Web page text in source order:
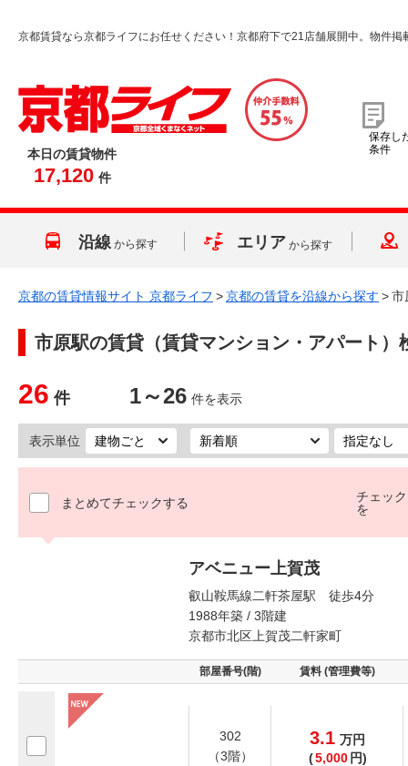
京都賃貸なら京都ライフにお任せください！京都府下で21店舗展開中。物件掲
本日の賃貸物件
17,120 件
保存し
条件
沿線 から探す エリア から探す
京都の賃貸情報サイト 京都ライフ >京都の賃貸を沿線から探す >市
市原駅の賃貸（賃貸マンション・アパート）
26 件 1～26 件を表示
表示単位
まとめてチェックする
チェッ
を
アベニュー上賀茂
叡山鞍馬線二軒茶屋駅 徒歩4分
1988年築 / 3階建
京都市北区上賀茂二軒家町
部屋番号(階) 賃料 (管理費等)
302
（3階）
3.1 万円
(5,000 円)